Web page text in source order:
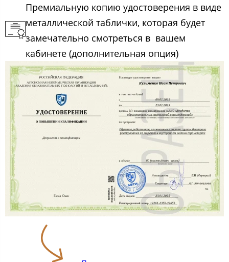
Премиальную копию удостоверения в виде
металлической таблички, которая будет
замечательно смотреться в вашем
кабинете (дополнительная опция)